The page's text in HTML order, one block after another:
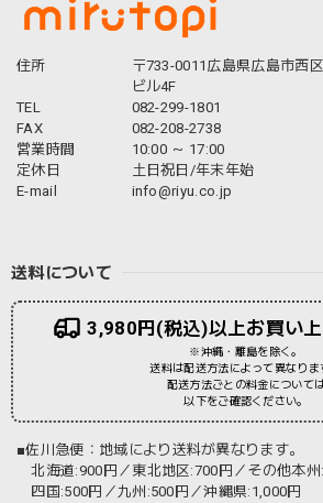
住所
〒733-0011広島県広島市西
ビル4F
TEL
082-299-1801
FAX
082-208-2738
営業時間
10:00 ～ 17:00
定休日
土日祝日/年末年始
E-mail
info@riyu.co.jp
送料について
3,980円(税込)以上お買い
※沖縄・離島を除く。
送料は配送方法によって異なりま
配送方法ごとの料金について
以下をご確認ください。
■佐川急便：地域により送料が異なります。
北海道:900円／東北地区:700円／その他本州
四国:500円／九州:500円／沖縄県:1,000円